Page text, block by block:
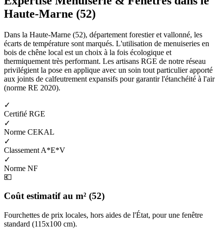
Haute-Marne (52)
Dans la Haute-Marne (52), département forestier et vallonné, les
écarts de température sont marqués. L'utilisation de menuiseries en
bois de chêne local est un choix à la fois écologique et
thermiquement très performant. Les artisans RGE de notre réseau
privilégient la pose en applique avec un soin tout particulier apporté
aux joints de calfeutrement expansifs pour garantir l'étanchéité à l'air
(norme RE 2020).
✓
Certifié RGE
✓
Norme CEKAL
✓
Classement A*E*V
✓
Norme NF
💶
Coût estimatif au m² (52)
Fourchettes de prix locales, hors aides de l'État, pour une fenêtre
standard (115x100 cm).